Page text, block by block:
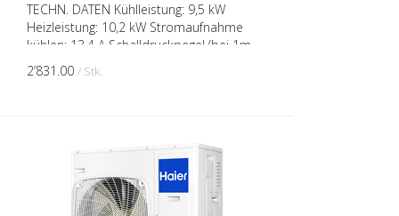
TECHN. DATEN Kühlleistung: 9,5 kW
Heizleistung: 10,2 kW Stromaufnahme
kühlen: 13,4 A Schalldruckpegel (bei 1m
Abstand): 53 dB(A) Schallleistungspegel
(bei 1m Abstand): 66...
2’831.00 / Stk.